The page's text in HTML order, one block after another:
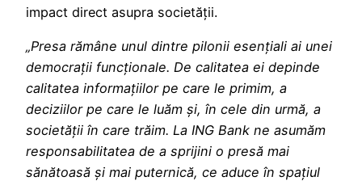
impact direct asupra societății.
„Presa rămâne unul dintre pilonii esențiali ai unei
democrații funcționale. De calitatea ei depinde
calitatea informațiilor pe care le primim, a
deciziilor pe care le luăm și, în cele din urmă, a
societății în care trăim. La ING Bank ne asumăm
responsabilitatea de a sprijini o presă mai
sănătoasă și mai puternică, ce aduce în spațiul